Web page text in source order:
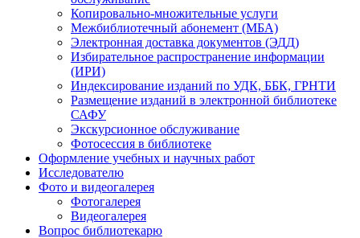
Копировально-множительные услуги
Межбиблиотечный абонемент (МБА)
Электронная доставка документов (ЭДД)
Избирательное распространение информации
(ИРИ)
Индексирование изданий по УДК, ББК, ГРНТИ
Размещение изданий в электронной библиотеке
САФУ
Экскурсионное обслуживание
Фотосессия в библиотеке
Оформление учебных и научных работ
Исследователю
Фото и видеогалерея
Фотогалерея
Видеогалерея
Вопрос библиотекарю